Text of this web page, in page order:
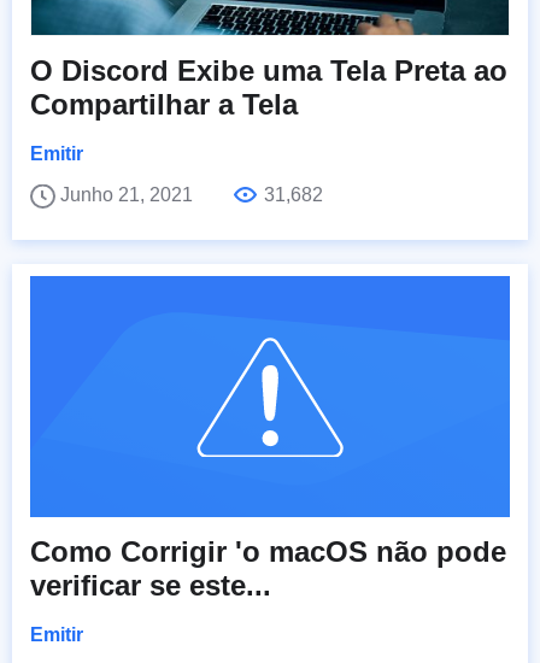
O Discord Exibe uma Tela Preta ao
Compartilhar a Tela
Emitir
Junho 21, 2021
31,682
Como Corrigir 'o macOS não pode
verificar se este...
Emitir